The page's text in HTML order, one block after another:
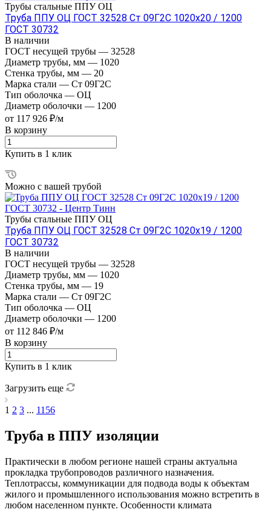
Трубы стальные ППУ ОЦ
Труба ППУ ОЦ ГОСТ 32528 Ст 09Г2С 1020x20 / 1200
ГОСТ 30732
В наличии
ГОСТ несущей трубы — 32528
Диаметр трубы, мм — 1020
Стенка трубы, мм — 20
Марка стали — Ст 09Г2С
Тип оболочка — ОЦ
Диаметр оболочки — 1200
от 117 926 ₽/м
В корзину
Купить в 1 клик
Можно с вашей трубой
Трубы стальные ППУ ОЦ
Труба ППУ ОЦ ГОСТ 32528 Ст 09Г2С 1020x19 / 1200
ГОСТ 30732
В наличии
ГОСТ несущей трубы — 32528
Диаметр трубы, мм — 1020
Стенка трубы, мм — 19
Марка стали — Ст 09Г2С
Тип оболочка — ОЦ
Диаметр оболочки — 1200
от 112 846 ₽/м
В корзину
Купить в 1 клик
Загрузить еще
1 2 3 ... 1156
Труба в ППУ изоляции
Практически в любом регионе нашей страны актуальна
прокладка трубопроводов различного назначения.
Теплотрассы, коммуникации для подвода воды к объектам
жилого и промышленного использования можно встретить в
любом населенном пункте. Особенности климата